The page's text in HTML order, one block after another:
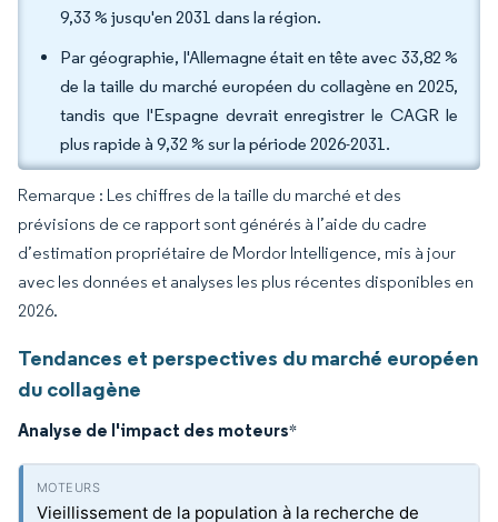
9,33 % jusqu'en 2031 dans la région.
Par géographie, l'Allemagne était en tête avec 33,82 %
de la taille du marché européen du collagène en 2025,
tandis que l'Espagne devrait enregistrer le CAGR le
plus rapide à 9,32 % sur la période 2026-2031.
Remarque : Les chiffres de la taille du marché et des
prévisions de ce rapport sont générés à l’aide du cadre
d’estimation propriétaire de Mordor Intelligence, mis à jour
avec les données et analyses les plus récentes disponibles en
2026.
Tendances et perspectives du marché européen
du collagène
Analyse de l'impact des moteurs*
Vieillissement de la population à la recherche de